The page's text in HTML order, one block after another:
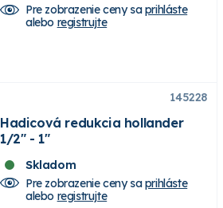
Pre zobrazenie ceny saprihláste
alebo registrujte
145228
Hadicová redukcia hollander
1/2" - 1"
Skladom
Pre zobrazenie ceny saprihláste
alebo registrujte